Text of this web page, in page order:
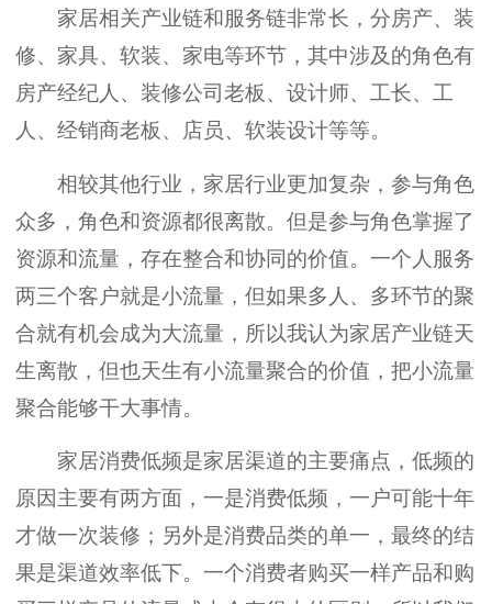
家居相关产业链和服务链非常长，分房产、装
修、家具、软装、家电等环节，其中涉及的角色有
房产经纪人、装修公司老板、设计师、工长、工
人、经销商老板、店员、软装设计等等。
相较其他行业，家居行业更加复杂，参与角色
众多，角色和资源都很离散。但是参与角色掌握了
资源和流量，存在整合和协同的价值。一个人服务
两三个客户就是小流量，但如果多人、多环节的聚
合就有机会成为大流量，所以我认为家居产业链天
生离散，但也天生有小流量聚合的价值，把小流量
聚合能够干大事情。
家居消费低频是家居渠道的主要痛点，低频的
原因主要有两方面，一是消费低频，一户可能十年
才做一次装修；另外是消费品类的单一，最终的结
果是渠道效率低下。一个消费者购买一样产品和购